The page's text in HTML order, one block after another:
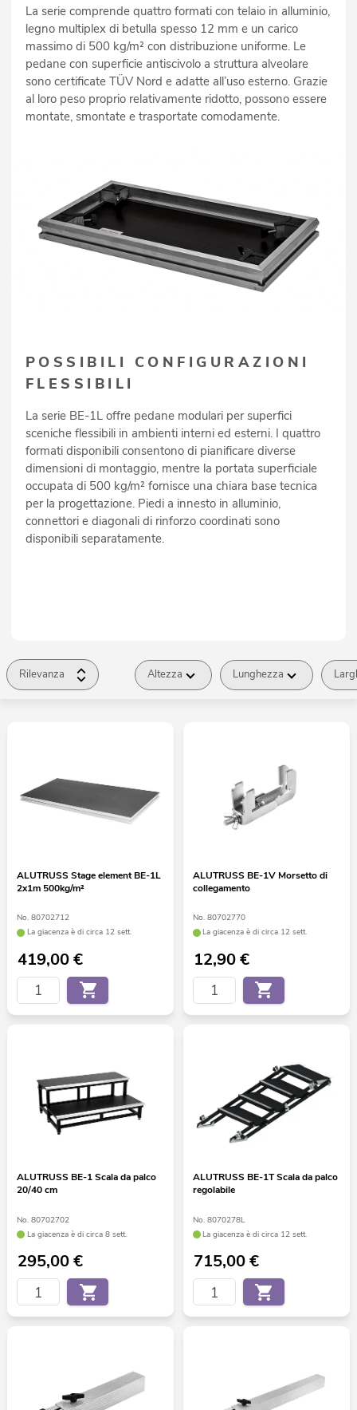
La serie comprende quattro formati con telaio in alluminio,
legno multiplex di betulla spesso 12 mm e un carico
massimo di 500 kg/m² con distribuzione uniforme. Le
pedane con superficie antiscivolo a struttura alveolare
sono certificate TÜV Nord e adatte all’uso esterno. Grazie
al loro peso proprio relativamente ridotto, possono essere
montate, smontate e trasportate comodamente.
POSSIBILI CONFIGURAZIONI
FLESSIBILI
La serie BE-1L offre pedane modulari per superfici
sceniche flessibili in ambienti interni ed esterni. I quattro
formati disponibili consentono di pianificare diverse
dimensioni di montaggio, mentre la portata superficiale
occupata di 500 kg/m² fornisce una chiara base tecnica
per la progettazione. Piedi a innesto in alluminio,
connettori e diagonali di rinforzo coordinati sono
disponibili separatamente.
Rilevanza Altezza Lunghezza
ALUTRUSS Stage element BE-1L
2x1m 500kg/m²
No. 80702712
La giacenza è di circa 12 sett.
419,00€
ALUTRUSS BE-1V Morsetto di
collegamento
No. 80702770
La giacenza è di circa 12 sett.
12,90€
ALUTRUSS BE-1 Scala da palco
20/40 cm
No. 80702702
La giacenza è di circa 8 sett.
295,00€
ALUTRUSS BE-1T Scala da palco
regolabile
No. 8070278L
La giacenza è di circa 12 sett.
715,00€